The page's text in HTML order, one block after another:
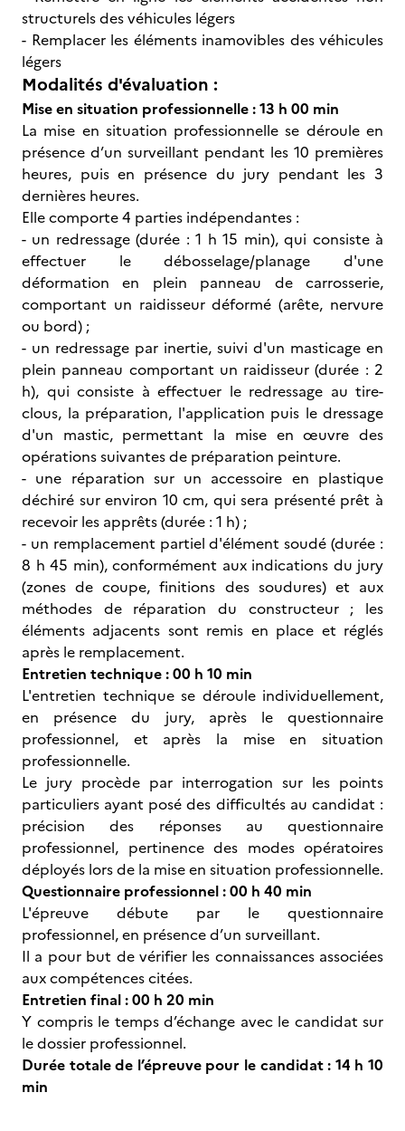
structurels des véhicules légers
- Remplacer les éléments inamovibles des véhicules
légers
Modalités d'évaluation :
Mise en situation professionnelle : 13 h 00 min
La mise en situation professionnelle se déroule en
présence d’un surveillant pendant les 10 premières
heures, puis en présence du jury pendant les 3
dernières heures.
Elle comporte 4 parties indépendantes :
- un redressage (durée : 1 h 15 min), qui consiste à
effectuer le débosselage/planage d'une
déformation en plein panneau de carrosserie,
comportant un raidisseur déformé (arête, nervure
ou bord) ;
- un redressage par inertie, suivi d'un masticage en
plein panneau comportant un raidisseur (durée : 2
h), qui consiste à effectuer le redressage au tire-
clous, la préparation, l'application puis le dressage
d'un mastic, permettant la mise en œuvre des
opérations suivantes de préparation peinture.
- une réparation sur un accessoire en plastique
déchiré sur environ 10 cm, qui sera présenté prêt à
recevoir les apprêts (durée : 1 h) ;
- un remplacement partiel d'élément soudé (durée :
8 h 45 min), conformément aux indications du jury
(zones de coupe, finitions des soudures) et aux
méthodes de réparation du constructeur ; les
éléments adjacents sont remis en place et réglés
après le remplacement.
Entretien technique : 00 h 10 min
L'entretien technique se déroule individuellement,
en présence du jury, après le questionnaire
professionnel, et après la mise en situation
professionnelle.
Le jury procède par interrogation sur les points
particuliers ayant posé des difficultés au candidat :
précision des réponses au questionnaire
professionnel, pertinence des modes opératoires
déployés lors de la mise en situation professionnelle.
Questionnaire professionnel : 00 h 40 min
L'épreuve débute par le questionnaire
professionnel, en présence d’un surveillant.
Il a pour but de vérifier les connaissances associées
aux compétences citées.
Entretien final : 00 h 20 min
Y compris le temps d’échange avec le candidat sur
le dossier professionnel.
Durée totale de l’épreuve pour le candidat : 14 h 10
min